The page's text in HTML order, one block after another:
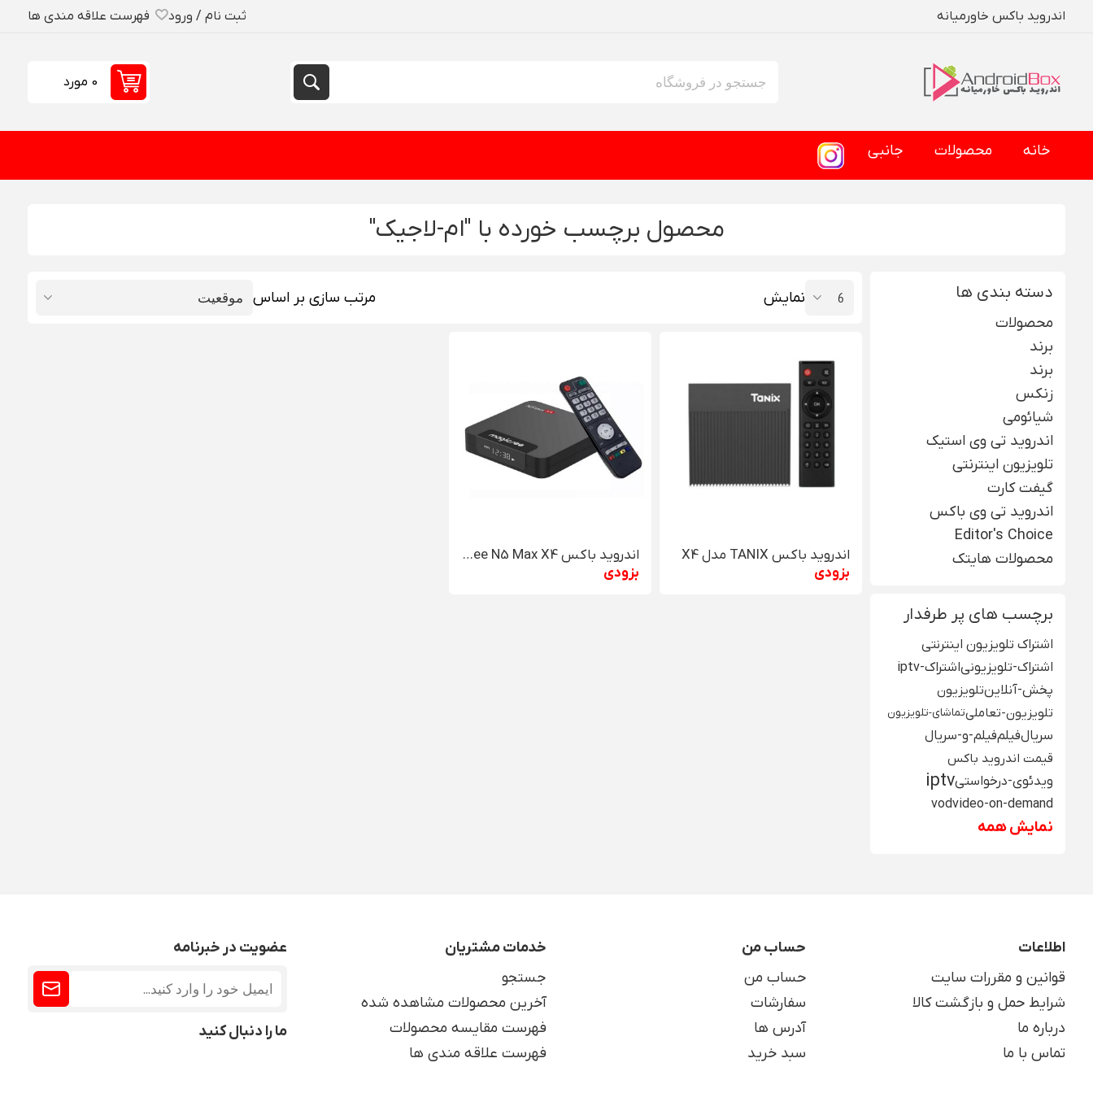
اندروید باکس خاورمیانه ثبت نام / ورود فهرست علاقه مندی ها
0 مورد
خانه محصولات جانبی
دسته بندی ها
محصولات
برند
برند
زنکس
شیائومی
اندروید تی وی استیک
تلویزیون اینترنتی
گیفت کارت
اندروید تی وی باکس
Editor's Choice
محصولات هایتک
برچسب های پر طرفدار
اشتراک تلویزیون اینترنتی
اشتراک-تلویزیونیاشتراک-iptv
پخش-آنلاینتلویزیون
تلویزیون-تعاملیتماشای-تلویزیون
سریالفیلمفیلم-و-سریال
قیمت اندروید باکس
ویدئوی-درخواستیiptv
video-on-demand
vod
نمایش همه
محصول برچسب خورده با "ام-لاجیک"
مرتب سازی بر اساس نمایش
اندروید باکس TANIX مدل X4
بزودی
اندروید باکس Magicsee N5 Max X4
بزودی
اطلاعات
قوانین و مقررات سایت
شرایط حمل و بازگشت کالا
درباره ما
تماس با ما
حساب من
حساب من
سفارشات
آدرس ها
سبد خرید
خدمات مشتریان
جستجو
آخرین محصولات مشاهده شده
فهرست مقایسه محصولات
فهرست علاقه مندی ها
عضویت در خبرنامه
ما را دنبال کنید